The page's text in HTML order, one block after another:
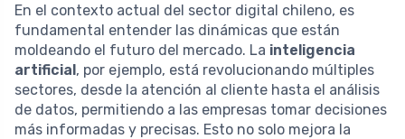
En el contexto actual del sector digital chileno, es
fundamental entender las dinámicas que están
moldeando el futuro del mercado. La inteligencia
artificial, por ejemplo, está revolucionando múltiples
sectores, desde la atención al cliente hasta el análisis
de datos, permitiendo a las empresas tomar decisiones
más informadas y precisas. Esto no solo mejora la